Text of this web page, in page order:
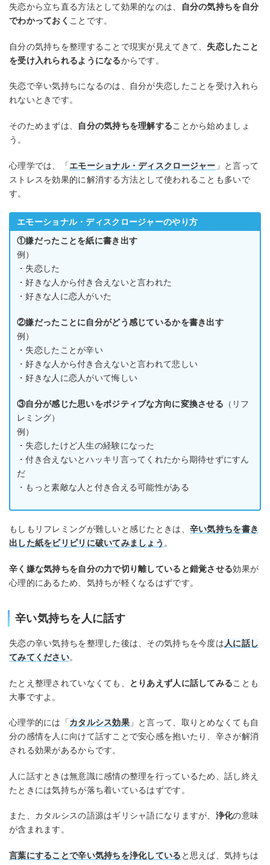
失恋から立ち直る方法として効果的なのは、
自分の気持ちを自分
でわかっておく ことです。
自分の気持ちを整理することで現実が見えてきて、 失恋したこと
を受け入れられるようになるからです。
失恋で辛い気持ちになるのは、自分が失恋したことを受け入れら
れないときです。
そのためまずは、 自分の気持ちを理解することから始めましょ
う。
心理学では、「エモーショナル・ディスクロージャー 」と言って
ストレスを効果的に解消する方法として使われることも多いで
す。
エモーショナル・ディスクロージャーのやり方
①嫌だったことを紙に書き出す
例）
・失恋した
・好きな人から付き合えないと言われた
・好きな人に恋人がいた
②嫌だったことに自分がどう感じているかを書き出す
例）
・失恋したことが辛い
・好きな人から付き合えないと言われて悲しい
・好きな人に恋人がいて悔しい
③自分が感じた思いをポジティブな方向に変換させる （リフ
レミング）
例）
・失恋したけど人生の経験になった
・付き合えないとハッキリ言ってくれたから期待せずにすん
だ
・もっと素敵な人と付き合える可能性がある
もしもリフレミングが難しいと感じたときは、 辛い気持ちを書き
出した紙をビリビリに破いてみましょう 。
辛く嫌な気持ちを自分の力で切り離していると錯覚させる効果が
心理的にあるため、気持ちが軽くなるはずです。
辛い気持ちを人に話す
失恋の辛い気持ちを整理した後は、その気持ちを今度は 人に話し
てみてください。
たとえ整理されていなくても、 とりあえず人に話してみることも
大事ですよ。
心理学的には「カタルシス効果」と言って、取りとめなくても自
分の感情を人に向けて話すことで安心感を抱いたり、辛さが解消
される効果があるからです。
人に話すときは無意識に感情の整理を行っているため、話し終え
たときには気持ちが落ち着いているはずです。
また、カタルシスの語源はギリシャ語になりますが、 浄化の意味
が含まれます。
言葉にすることで辛い気持ちを浄化している と思えば、気持ちは